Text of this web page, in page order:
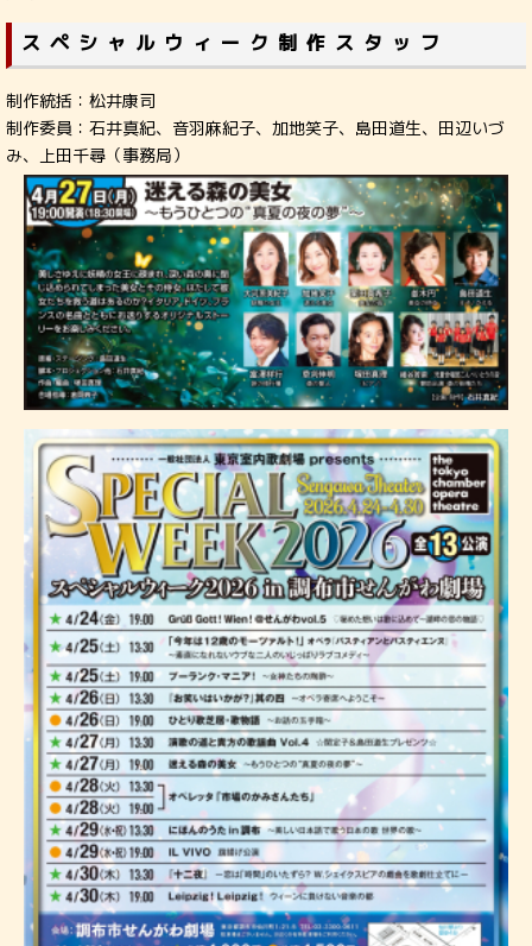
スペシャルウィーク制作スタッフ
制作統括：松井康司
制作委員：石井真紀、音羽麻紀子、加地笑子、島田道生、田辺いづ
み、上田千尋（事務局）